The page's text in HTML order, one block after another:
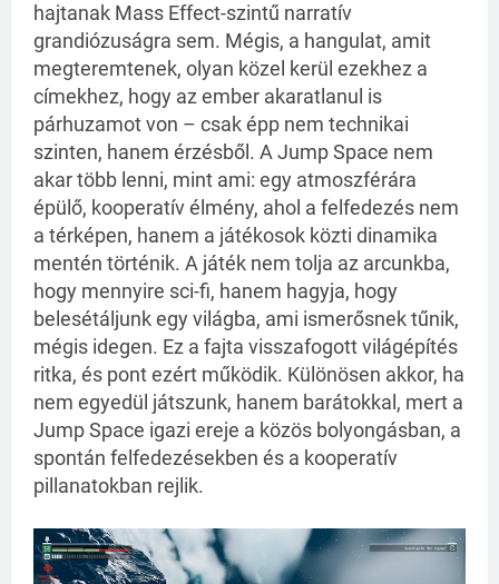
hajtanak Mass Effect-szintű narratív
grandiózuságra sem. Mégis, a hangulat, amit
megteremtenek, olyan közel kerül ezekhez a
címekhez, hogy az ember akaratlanul is
párhuzamot von – csak épp nem technikai
szinten, hanem érzésből. A Jump Space nem
akar több lenni, mint ami: egy atmoszférára
épülő, kooperatív élmény, ahol a felfedezés nem
a térképen, hanem a játékosok közti dinamika
mentén történik. A játék nem tolja az arcunkba,
hogy mennyire sci-fi, hanem hagyja, hogy
belesétáljunk egy világba, ami ismerősnek tűnik,
mégis idegen. Ez a fajta visszafogott világépítés
ritka, és pont ezért működik. Különösen akkor, ha
nem egyedül játszunk, hanem barátokkal, mert a
Jump Space igazi ereje a közös bolyongásban, a
spontán felfedezésekben és a kooperatív
pillanatokban rejlik.